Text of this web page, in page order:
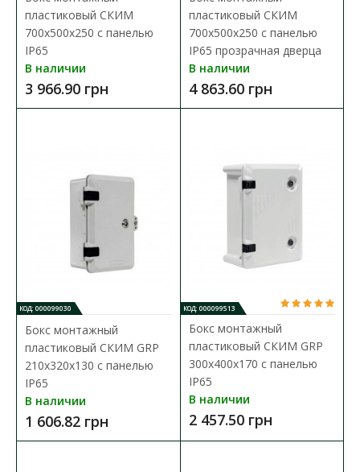
Бокс монтажный пластиковый СКИМ 350х250х150
с панелью IP65 прозрачная дверца
Бокси монтажные СКИМ выполнены из ударопрочного ABS
пластиковый СКИМ
700х500х250 с панелью
IP65
В наличии
3 966.90 грн
пластиковый СКИМ
700х500х250 с панелью
IP65 прозрачная дверца
В наличии
4 863.60 грн
КОД: 000099030
Бокс монтажный
пластиковый СКИМ GRP
210х320х130 с панелью
IP65
В наличии
1 606.82 грн
КОД: 000099513
Бокс монтажный
пластиковый СКИМ GRP
300х400х170 с панелью
IP65
В наличии
2 457.50 грн